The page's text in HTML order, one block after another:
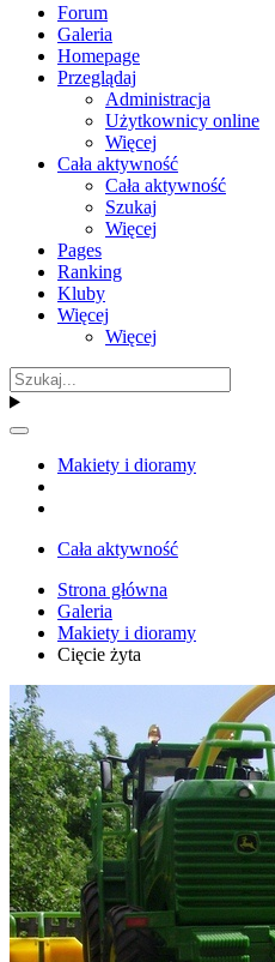
Forum
Galeria
Homepage
Przeglądaj
Administracja
Użytkownicy online
Więcej
Cała aktywność
Cała aktywność
Szukaj
Więcej
Pages
Ranking
Kluby
Więcej
Więcej
Makiety i dioramy
Cała aktywność
Strona główna
Galeria
Makiety i dioramy
Cięcie żyta